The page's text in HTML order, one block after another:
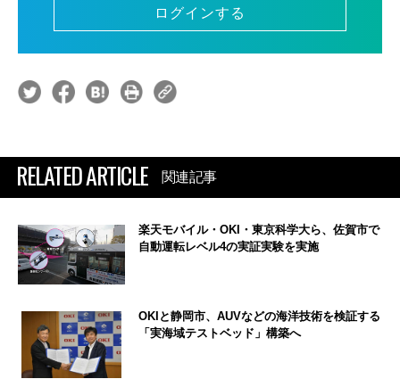
ログインする
RELATED ARTICLE 関連記事
楽天モバイル・OKI・東京科学大ら、佐賀市で
自動運転レベル4の実証実験を実施
OKIと静岡市、AUVなどの海洋技術を検証する
「実海域テストベッド」構築へ